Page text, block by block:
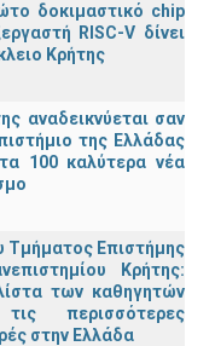
δοκιμαστικό chip
RISC-V δίνει
Κρήτης
αναδεικνύεται σαν
της Ελλάδας
100 καλύτερα νέα
Τμήματος Επιστήμης
Κρήτης:
των καθηγητών
περισσότερες
στην Ελλάδα